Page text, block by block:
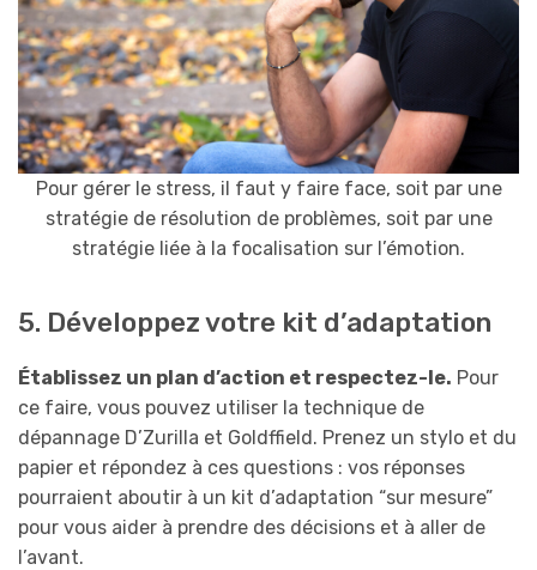
Pour gérer le stress, il faut y faire face, soit par une
stratégie de résolution de problèmes, soit par une
stratégie liée à la focalisation sur l’émotion.
5. Développez votre kit d’adaptation
Établissez un plan d’action et respectez-le. Pour
ce faire, vous pouvez utiliser la technique de
dépannage D’Zurilla et Goldffield. Prenez un stylo et du
papier et répondez à ces questions : vos réponses
pourraient aboutir à un kit d’adaptation “sur mesure”
pour vous aider à prendre des décisions et à aller de
l’avant.